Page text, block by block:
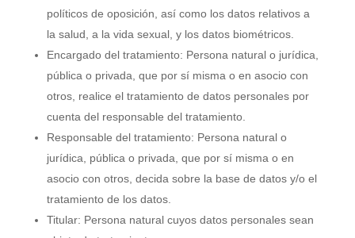
políticos de oposición, así como los datos relativos a
la salud, a la vida sexual, y los datos biométricos.
Encargado del tratamiento: Persona natural o jurídica,
pública o privada, que por sí misma o en asocio con
otros, realice el tratamiento de datos personales por
cuenta del responsable del tratamiento.
Responsable del tratamiento: Persona natural o
jurídica, pública o privada, que por sí misma o en
asocio con otros, decida sobre la base de datos y/o el
tratamiento de los datos.
Titular: Persona natural cuyos datos personales sean